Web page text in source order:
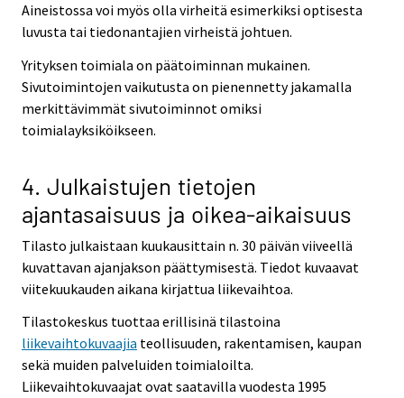
Aineistossa voi myös olla virheitä esimerkiksi optisesta
luvusta tai tiedonantajien virheistä johtuen.
Yrityksen toimiala on päätoiminnan mukainen.
Sivutoimintojen vaikutusta on pienennetty jakamalla
merkittävimmät sivutoiminnot omiksi
toimialayksiköikseen.
4. Julkaistujen tietojen
ajantasaisuus ja oikea-aikaisuus
Tilasto julkaistaan kuukausittain n. 30 päivän viiveellä
kuvattavan ajanjakson päättymisestä. Tiedot kuvaavat
viitekuukauden aikana kirjattua liikevaihtoa.
Tilastokeskus tuottaa erillisinä tilastoina
liikevaihtokuvaajia teollisuuden, rakentamisen, kaupan
sekä muiden palveluiden toimialoilta.
Liikevaihtokuvaajat ovat saatavilla vuodesta 1995